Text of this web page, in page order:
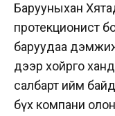
Барууныхан
протекционист
баруудаа
дээр хойрго
салбарт ийм
бүх компани